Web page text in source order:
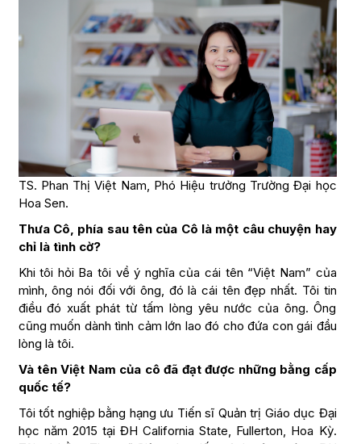
TS. Phan Thị Việt Nam, Phó Hiệu trưởng Trường Đại học
Hoa Sen.
Thưa Cô, phía sau tên của Cô là một câu chuyện hay
chỉ là tình cờ?
Khi tôi hỏi Ba tôi về ý nghĩa của cái tên “Việt Nam” của
mình, ông nói đối với ông, đó là cái tên đẹp nhất. Tôi tin
điều đó xuất phát từ tấm lòng yêu nước của ông. Ông
cũng muốn dành tình cảm lớn lao đó cho đứa con gái đầu
lòng là tôi.
Và tên Việt Nam của cô đã đạt được những bằng cấp
quốc tế?
Tôi tốt nghiệp bằng hạng ưu Tiến sĩ Quản trị Giáo dục Đại
học năm 2015 tại ĐH California State, Fullerton, Hoa Kỳ.